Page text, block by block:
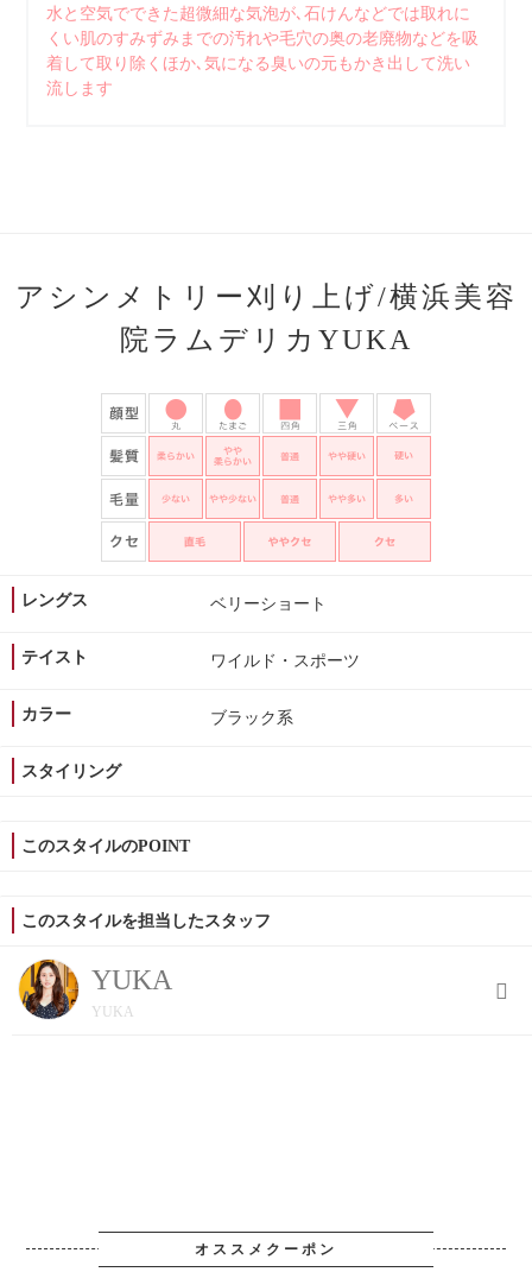
水と空気でできた超微細な気泡が､石けんなどでは取れに
くい肌のすみずみまでの汚れや毛穴の奥の老廃物などを吸
着して取り除くほか､気になる臭いの元もかき出して洗い
流します
アシンメトリー刈り上げ/横浜美容
院ラムデリカYUKA
レングス ベリーショート
テイスト ワイルド・スポーツ
カラー ブラック系
スタイリング
このスタイルのPOINT
このスタイルを担当したスタッフ
YUKA
YUKA
オススメクーポン